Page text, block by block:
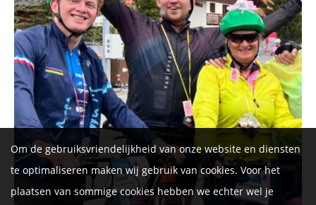
Om de gebruiksvriendelijkheid van onze website en diensten
te optimaliseren maken wij gebruik van cookies. Voor het
plaatsen van sommige cookies hebben we echter wel je